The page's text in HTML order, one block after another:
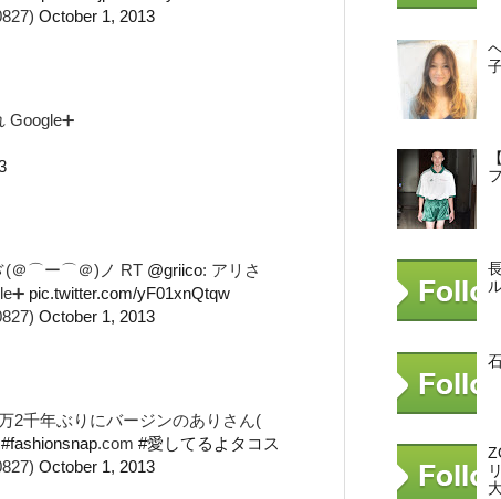
October 1, 2013
Google➕
(＠⌒ー⌒＠)ノ RT @griico: アリさ
pic.twitter.com/yF01xnQtqw
October 1, 2013
2千年ぶりにバージンのありさん(
#fashionsnap.com #愛してるよタコス
October 1, 2013